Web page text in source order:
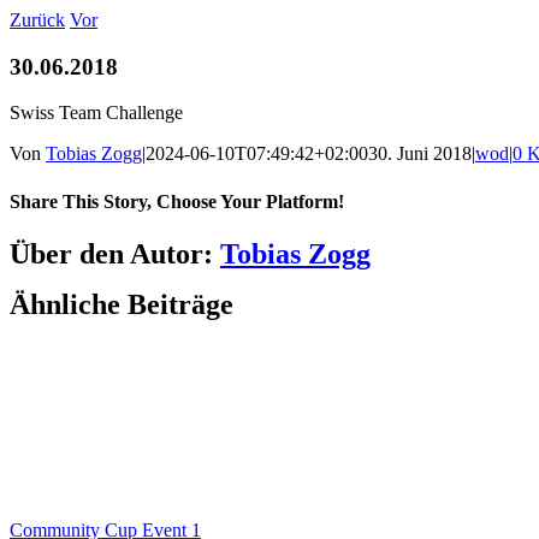
Zum
springen
Zurück Vor
30.06.2018
Swiss Team Challenge
Von Tobias Zogg|2024-06-10T07:49:42+02:0030. Juni 2018|wod|0
Share This Story, Choose Your Platform!
Facebook
LinkedIn
WhatsApp
Telegram
Tumblr
Pinterest
Vk
Xing
E-
Mail
Über den Autor: Tobias Zogg
Ähnliche Beiträge
Community Cup Event 1